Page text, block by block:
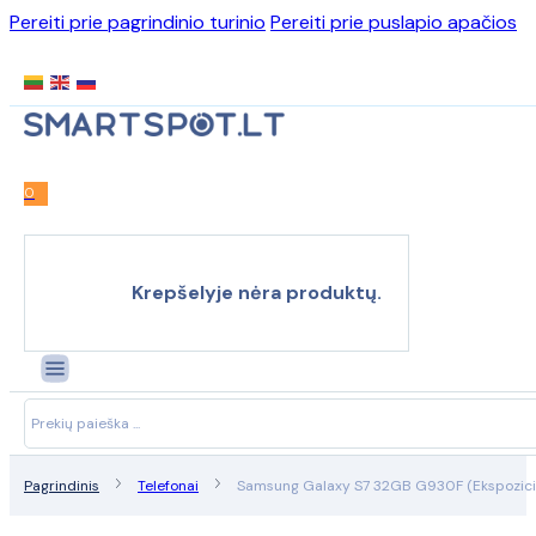
Pereiti prie pagrindinio turinio Pereiti prie puslapio apačios
0
Krepšelyje nėra produktų.
Search
...
Pagrindinis Telefonai Samsung Galaxy S7 32GB G930F